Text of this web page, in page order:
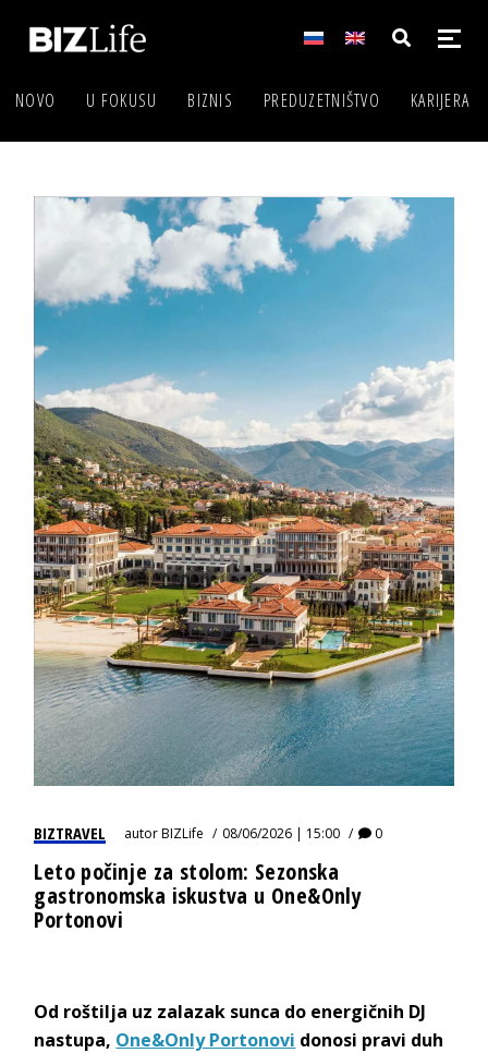
NOVO U FOKUSU BIZNIS PREDUZETNIŠTVO KARIJERA
BIZTRAVEL autorBIZLife 08/06/2026 | 15:00 0
Leto počinje za stolom: Sezonska
gastronomska iskustva u One&Only
Portonovi
Od roštilja uz zalazak sunca do energičnih DJ
nastupa, One&Only Portonovi donosi pravi duh